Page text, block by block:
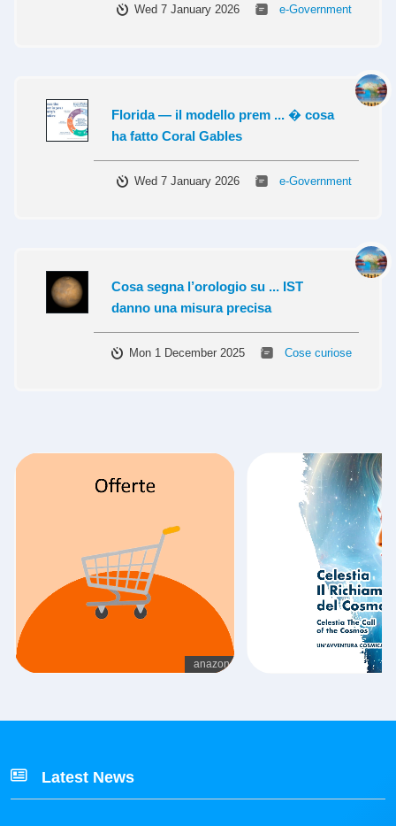
Wed 7 January 2026 e-Government
Florida — il modello prem ... � cosa
ha fatto Coral Gables
Wed 7 January 2026 e-Government
Cosa segna l’orologio su ... IST
danno una misura precisa
Mon 1 December 2025 Cose curiose
Latest News